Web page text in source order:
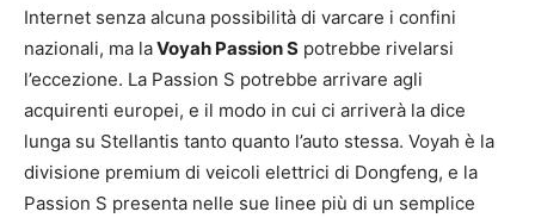
Internet senza alcuna possibilità di varcare i confini
nazionali, ma laVoyah Passion S potrebbe rivelarsi
l’eccezione. La Passion S potrebbe arrivare agli
acquirenti europei, e il modo in cui ci arriverà la dice
lunga su Stellantis tanto quanto l’auto stessa. Voyah è la
divisione premium di veicoli elettrici di Dongfeng, e la
Passion S presenta nelle sue linee più di un semplice